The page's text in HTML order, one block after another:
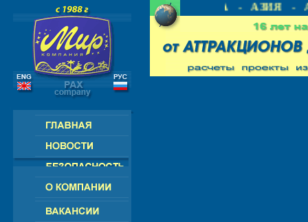
- СНГ - ЕВРОПА - АМЕРИКА - АЗИЯ -